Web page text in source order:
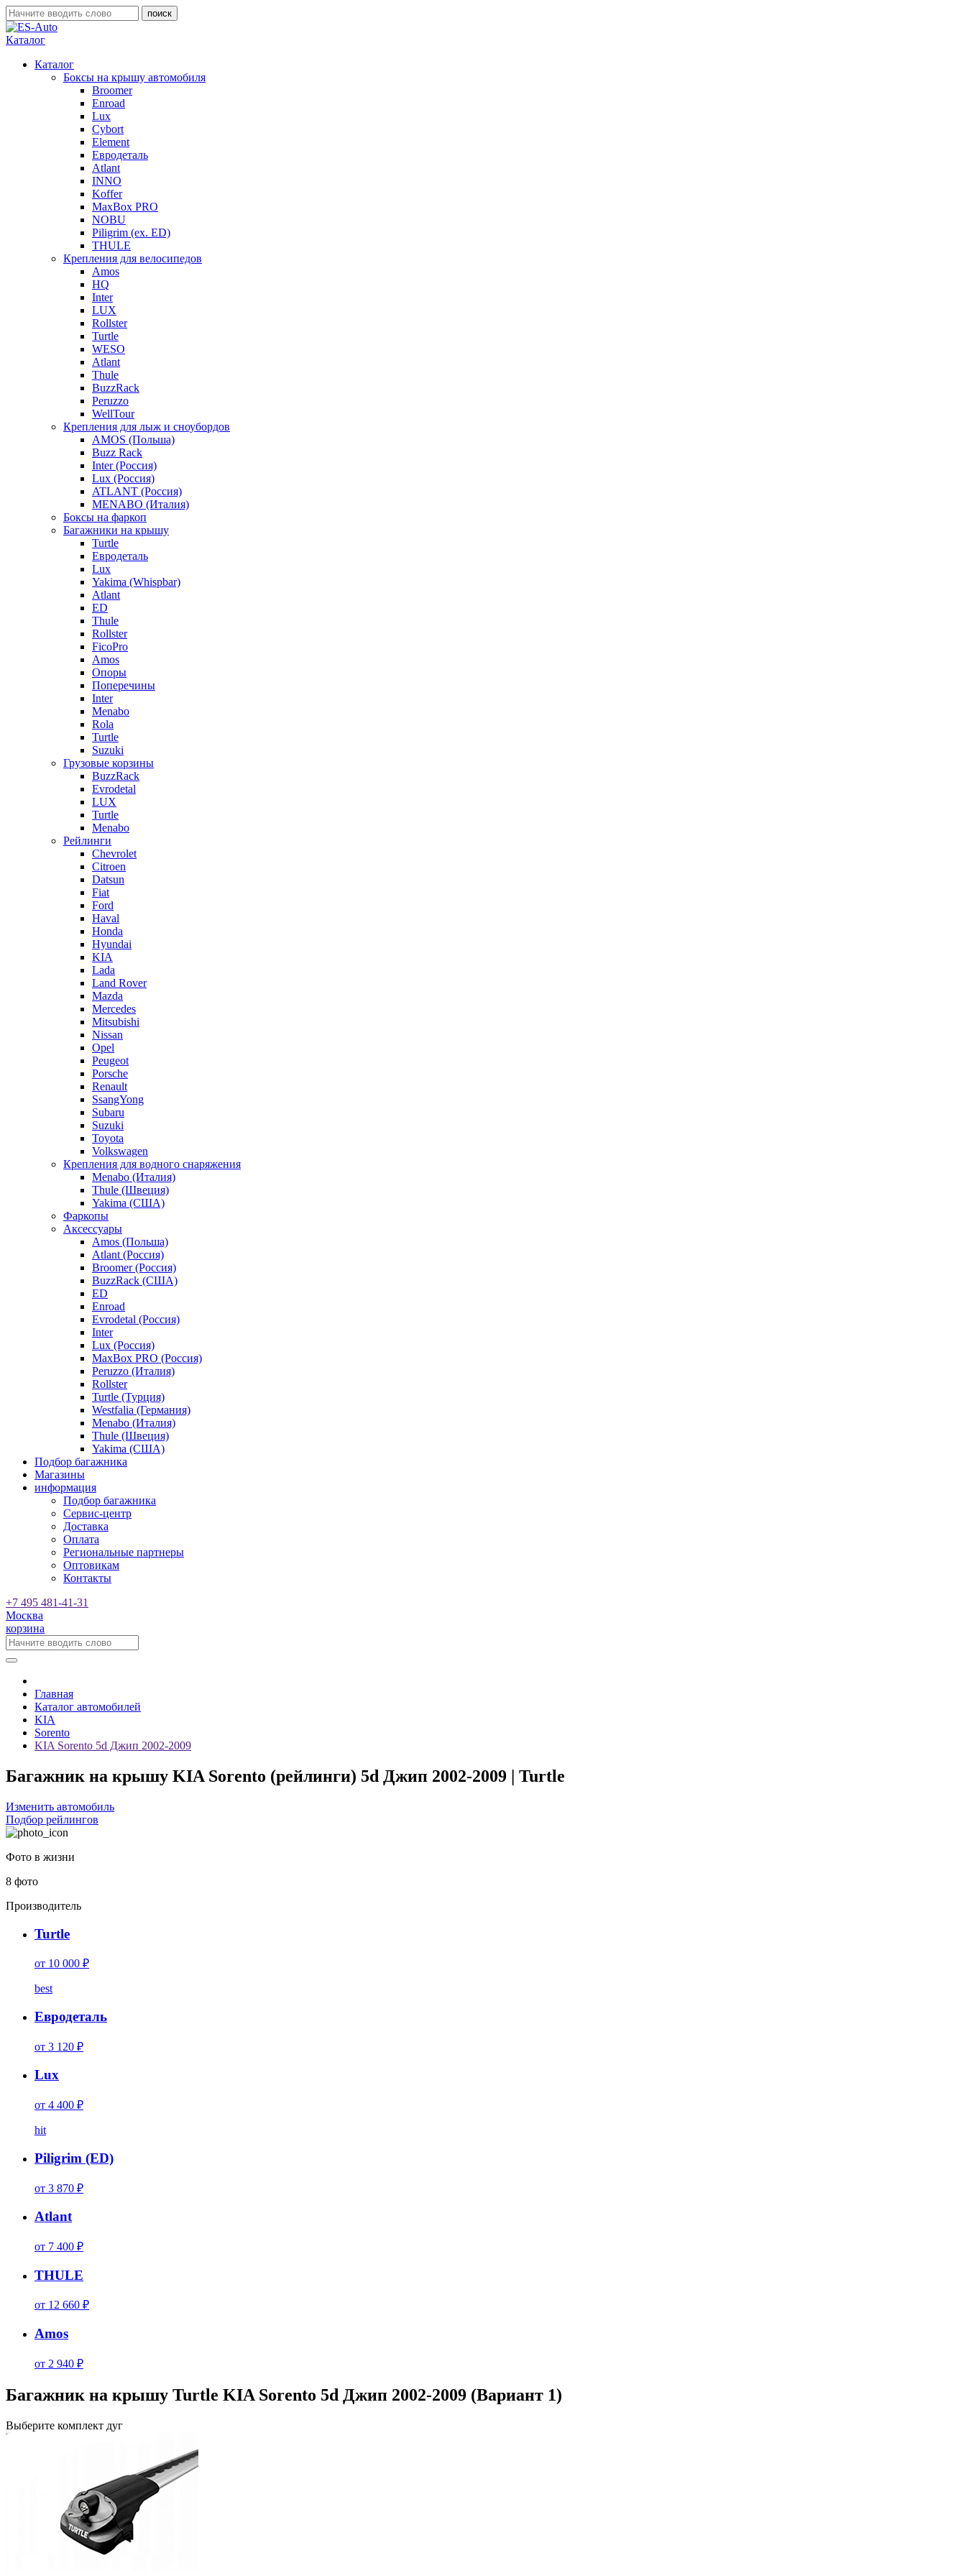
Каталог
Каталог
Боксы на крышу автомобиля
Broomer
Enroad
Lux
Cybort
Element
Евродеталь
Atlant
INNO
Koffer
MaxBox PRO
NOBU
Piligrim (ex. ED)
THULE
Крепления для велосипедов
Amos
HQ
Inter
LUX
Rollster
Turtle
WESO
Atlant
Thule
BuzzRack
Peruzzo
WellTour
Крепления для лыж и сноубордов
AMOS (Польша)
Buzz Rack
Inter (Россия)
Lux (Россия)
ATLANT (Россия)
MENABO (Италия)
Боксы на фаркоп
Багажники на крышу
Turtle
Евродеталь
Lux
Yakima (Whispbar)
Atlant
ED
Thule
Rollster
FicoPro
Amos
Опоры
Поперечины
Inter
Menabo
Rola
Turtle
Suzuki
Грузовые корзины
BuzzRack
Evrodetal
LUX
Turtle
Menabo
Рейлинги
Chevrolet
Citroen
Datsun
Fiat
Ford
Haval
Honda
Hyundai
KIA
Lada
Land Rover
Mazda
Mercedes
Mitsubishi
Nissan
Opel
Peugeot
Porsche
Renault
SsangYong
Subaru
Suzuki
Toyota
Volkswagen
Крепления для водного снаряжения
Menabo (Италия)
Thule (Швеция)
Yakima (США)
Фаркопы
Аксессуары
Amos (Польша)
Atlant (Россия)
Broomer (Россия)
BuzzRack (США)
ED
Enroad
Evrodetal (Россия)
Inter
Lux (Россия)
MaxBox PRO (Россия)
Peruzzo (Италия)
Rollster
Turtle (Турция)
Westfalia (Германия)
Menabo (Италия)
Thule (Швеция)
Yakima (США)
Подбор багажника
Магазины
информация
Подбор багажника
Сервис-центр
Доставка
Оплата
Региональные партнеры
Оптовикам
Контакты
+7 495 481-41-31
Москва
корзина
Главная
Каталог автомобилей
KIA
Sorento
KIA Sorento 5d Джип 2002-2009
Багажник на крышу KIA Sorento (рейлинги) 5d Джип 2002-2009 | Turtle
Изменить автомобиль
Подбор рейлингов
Фото в жизни
8 фото
Производитель
Turtle
от 10 000 ₽
best
Евродеталь
от 3 120 ₽
Lux
от 4 400 ₽
hit
Piligrim (ED)
от 3 870 ₽
Atlant
от 7 400 ₽
THULE
от 12 660 ₽
Amos
от 2 940 ₽
Багажник на крышу Turtle KIA Sorento 5d Джип 2002-2009 (Вариант 1)
Выберите комплект дуг